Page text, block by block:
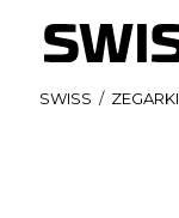
SWISS / ZEGARKI